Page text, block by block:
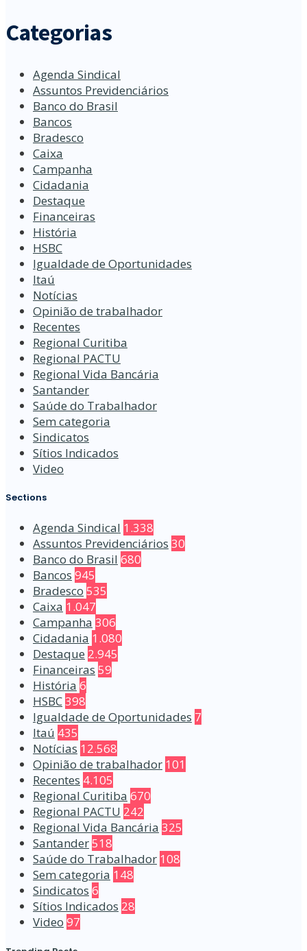
Categorias
Agenda Sindical
Assuntos Previdenciários
Banco do Brasil
Bancos
Bradesco
Caixa
Campanha
Cidadania
Destaque
Financeiras
História
HSBC
Igualdade de Oportunidades
Itaú
Notícias
Opinião de trabalhador
Recentes
Regional Curitiba
Regional PACTU
Regional Vida Bancária
Santander
Saúde do Trabalhador
Sem categoria
Sindicatos
Sítios Indicados
Video
Sections
Agenda Sindical 1.338
Assuntos Previdenciários 30
Banco do Brasil 680
Bancos 945
Bradesco 535
Caixa 1.047
Campanha 306
Cidadania 1.080
Destaque 2.945
Financeiras 59
História 6
HSBC398
Igualdade de Oportunidades 7
Itaú 435
Notícias 12.568
Opinião de trabalhador 101
Recentes 4.105
Regional Curitiba 670
Regional PACTU 242
Regional Vida Bancária 325
Santander518
Saúde do Trabalhador 108
Sem categoria 148
Sindicatos 6
Sítios Indicados 28
Video 97